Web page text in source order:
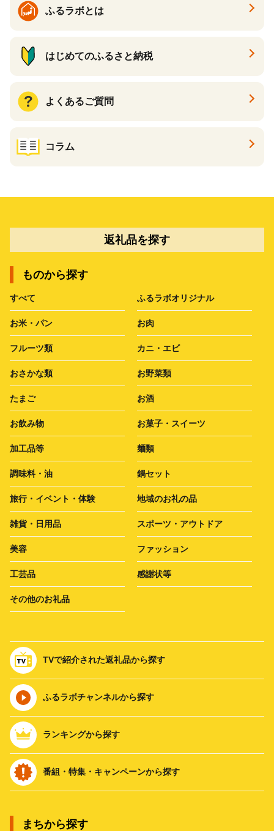
ふるラボとは
はじめてのふるさと納税
よくあるご質問
コラム
返礼品を探す
ものから探す
すべて ふるラボオリジナル
お米・パン お肉
フルーツ類 カニ・エビ
おさかな類 お野菜類
たまご お酒
お飲み物 お菓子・スイーツ
加工品等 麺類
調味料・油 鍋セット
旅行・イベント・体験 地域のお礼の品
雑貨・日用品 スポーツ・アウトドア
美容 ファッション
工芸品 感謝状等
その他のお礼品
TVで紹介された返礼品から探す
ふるラボチャンネルから探す
ランキングから探す
番組・特集・キャンペーンから探す
まちから探す